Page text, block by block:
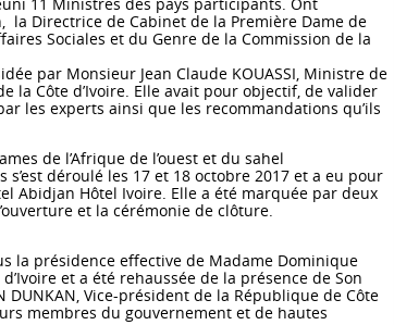
Directrice de Cabinet de la Première Dame de
Sociales et du Genre de la Commission de la
par Monsieur Jean Claude KOUASSI, Ministre de
la Côte d’Ivoire. Elle avait pour objectif, de valider
les experts ainsi que les recommandations qu’ils
de l’Afrique de l’ouest et du sahel
s’est déroulé les 17 et 18 octobre 2017 et a eu pour
Abidjan Hôtel Ivoire. Elle a été marquée par deux
et la cérémonie de clôture.
la présidence effective de Madame Dominique
d’Ivoire et a été rehaussée de la présence de Son
DUNKAN, Vice-président de la République de Côte
membres du gouvernement et de hautes